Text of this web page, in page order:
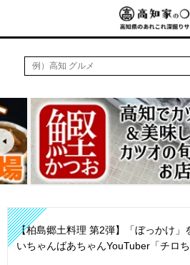
【柏島郷土料理 第2弾】「ぼっかけ」
いちゃんばあちゃんYouTuber「チロち